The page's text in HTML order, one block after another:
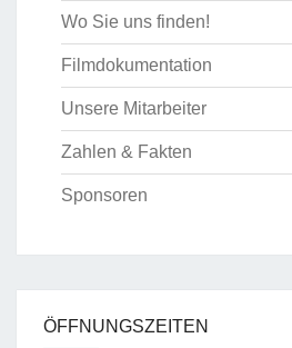
Wo Sie uns finden!
Filmdokumentation
Unsere Mitarbeiter
Zahlen & Fakten
Sponsoren
ÖFFNUNGSZEITEN